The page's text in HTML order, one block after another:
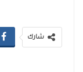
شارك